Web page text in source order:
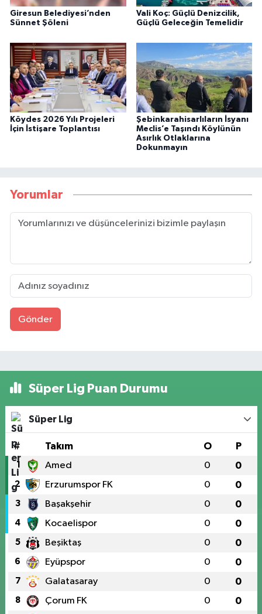
Giresun Belediyesi’nden
Sünnet Şöleni
Vali Koç: Güçlü Denizcilik,
Güçlü Geleceğin Temelidir
Köydes 2026 Yılı Projeleri
İçin İstişare Toplantısı
Şebinkarahisarlıların İsyanı
Meclis’e Taşındı Köylünün
Asırlık Otlaklarına
Dokunmayın
Yorumlar
Gönder
Süper Lig Puan Durumu
Süper Lig
# Takım O P
1 Amed 0 0
2 Erzurumspor FK 0 0
3 Başakşehir 0 0
4 Kocaelispor 0 0
5 Beşiktaş 0 0
6 Eyüpspor 0 0
7 Galatasaray 0 0
8 Çorum FK 0 0